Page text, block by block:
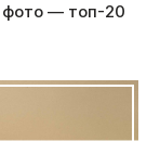
фото — топ-20